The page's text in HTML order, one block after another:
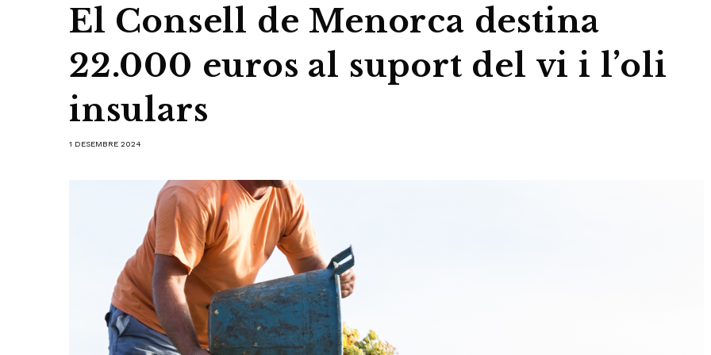
El Consell de Menorca destina
22.000 euros al suport del vi i l’oli
insulars
1 DESEMBRE 2024